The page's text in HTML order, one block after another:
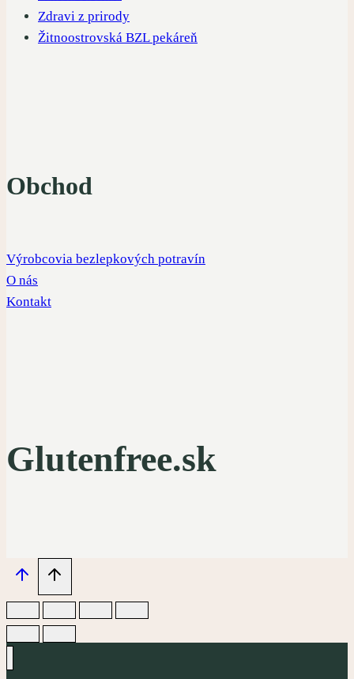
Zdravi z prirody
Žitnoostrovská BZL pekáreň
Obchod
Výrobcovia bezlepkových potravín
O nás
Kontakt
Glutenfree.sk